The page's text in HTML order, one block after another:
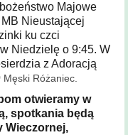
Majowe
Nieustającej
ku czci
Niedzielę o 9:45. W
z Adoracją
Męski Różaniec.
otwieramy w
spotkania będą
Wieczornej,